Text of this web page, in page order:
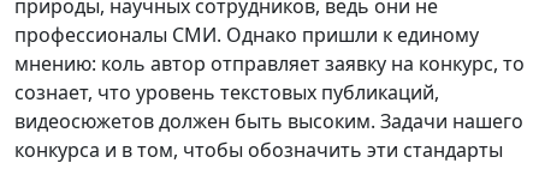
природы, научных сотрудников, ведь они не
профессионалы СМИ. Однако пришли к единому
мнению: коль автор отправляет заявку на конкурс, то
сознает, что уровень текстовых публикаций,
видеосюжетов должен быть высоким. Задачи нашего
конкурса и в том, чтобы обозначить эти стандарты